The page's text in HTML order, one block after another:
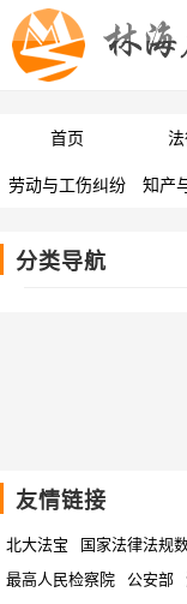
首页
劳动与工伤纠纷 知产
分类导航
友情链接
北大法宝 国家法律法规
最高人民检察院
公安部